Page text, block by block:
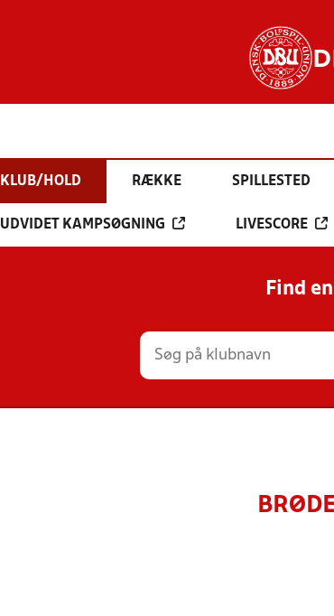
KLUB/HOLD RÆKKE SPILLESTED
UDVIDET KAMPSØGNING LIVESCORE
Find